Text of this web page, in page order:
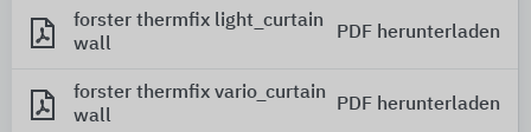
forster thermfix light_curtain
wall
PDF herunterladen
forster thermfix vario_curtain
wall
PDF herunterladen